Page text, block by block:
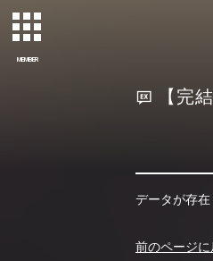
MEMBER
【完
データが存在
前のページに